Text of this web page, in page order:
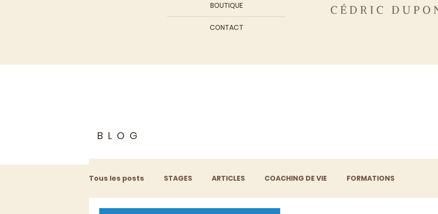
BOUTIQUE
CONTACT
BLOG
Tous les posts STAGES ARTICLES COACHING DE VIE FORMATIONS